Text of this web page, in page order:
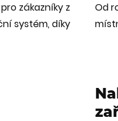
zákazníky z
systém, díky
Od